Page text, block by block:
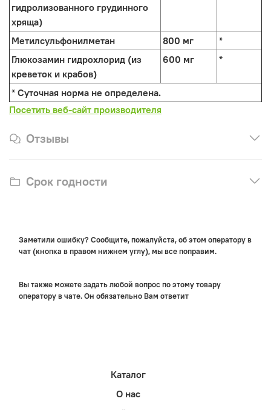
гидролизованного грудинного
хряща)
Метилсульфонилметан 800 мг
*
Глюкозамин гидрохлорид (из
креветок и крабов)
600 мг *
* Суточная норма не определена.
Посетить веб-сайт производителя
Отзывы
Срок годности
Заметили ошибку? Сообщите, пожалуйста, об этом оператору в
чат (кнопка в правом нижнем углу), мы все поправим.
Вы также можете задать любой вопрос по этому товару
оператору в чате. Он обязательно Вам ответит
Каталог
О нас